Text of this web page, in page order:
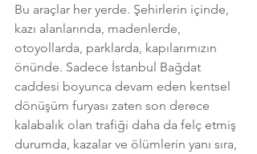
Bu araçlar her yerde. Şehirlerin içinde,
kazı alanlarında, madenlerde,
otoyollarda, parklarda, kapılarımızın
önünde. Sadece İstanbul Bağdat
caddesi boyunca devam eden kentsel
dönüşüm furyası zaten son derece
kalabalık olan trafiği daha da felç etmiş
durumda, kazalar ve ölümlerin yanı sıra,